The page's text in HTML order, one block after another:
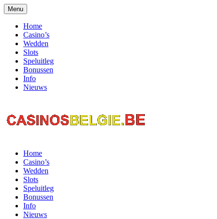
Menu
Home
Casino’s
Wedden
Slots
Speluitleg
Bonussen
Info
Nieuws
Home
Casino’s
Wedden
Slots
Speluitleg
Bonussen
Info
Nieuws